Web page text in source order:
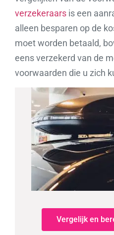
Vergelijk en
verzekeraars is een
alleen besparen op de
moet worden betaald,
eens verzekerd van de
voorwaarden die u zich